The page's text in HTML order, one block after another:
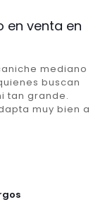
en venta en
mediano
buscan
tan grande.
muy bien a